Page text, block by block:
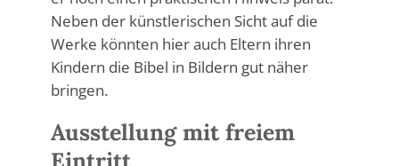
Neben der künstlerischen Sicht auf die
Werke könnten hier auch Eltern ihren
Kindern die Bibel in Bildern gut näher
bringen.
Ausstellung mit freiem
Eintritt